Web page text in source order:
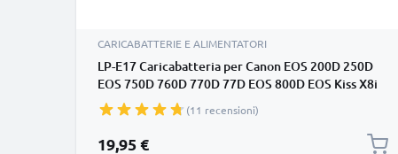
CARICABATTERIE E ALIMENTATORI
LP-E17 Caricabatteria per Canon EOS 200D 250D
EOS 750D 760D 770D 77D EOS 800D EOS Kiss X8i
EOS M3 M5 M6 Batterie per fotocamera marca
CELLONIC
(11 recensioni)
19,95 €